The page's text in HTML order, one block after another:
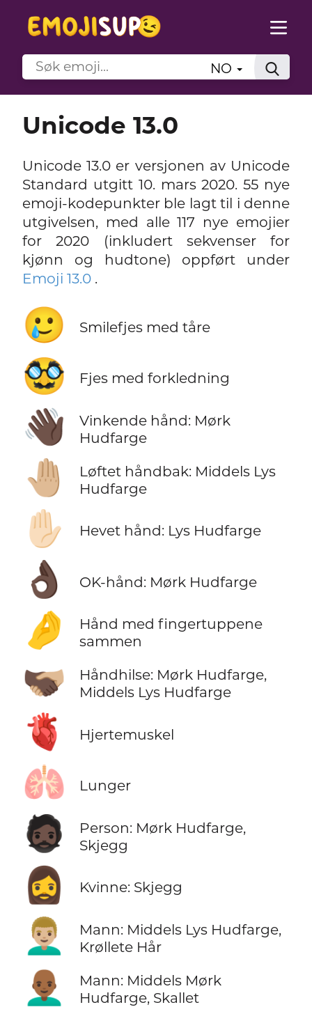
NO
Unicode 13.0
Unicode 13.0 er versjonen av Unicode
Standard utgitt 10. mars 2020. 55 nye
emoji-kodepunkter ble lagt til i denne
utgivelsen, med alle 117 nye emojier
for 2020 (inkludert sekvenser for
kjønn og hudtone) oppført under
Emoji 13.0.
🥲 Smilefjes med tåre
🥸 Fjes med forkledning
👋🏿
Vinkende hånd: Mørk
Hudfarge
🤚🏼
Løftet håndbak: Middels Lys
Hudfarge
✋🏻 Hevet hånd: Lys Hudfarge
👌🏿 OK-hånd: Mørk Hudfarge
🤌
Hånd med fingertuppene
sammen
🫱🏿‍🫲🏼
Håndhilse: Mørk Hudfarge,
Middels Lys Hudfarge
🫀 Hjertemuskel
🫁 Lunger
🧔🏿
Person: Mørk Hudfarge,
Skjegg
🧔‍♀️ Kvinne: Skjegg
👨🏼‍🦱
Mann: Middels Lys Hudfarge,
Krøllete Hår
👨🏾‍🦲
Mann: Middels Mørk
Hudfarge, Skallet